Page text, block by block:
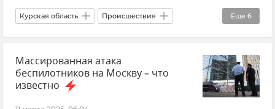
Еще 6
Курская область Происшествия
Обстрелы ВСУ Обстрелы Курской области
Общество Александр Хинштейн
ВСУ (Вооруженные силы Украины)
Массированная атака
беспилотников на Москву – что
известно